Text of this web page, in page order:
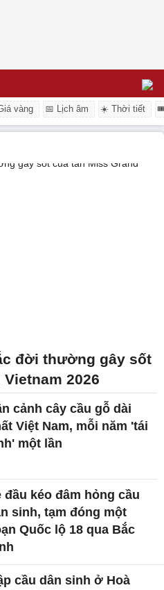
vàng 📅 Lịch âm ☀️ Thời tiết
đời thường gây sốt
2026
cảnh cây cầu gỗ dài
Việt Nam, mỗi năm 'tái
một lần
đầu kéo đâm hỏng cầu
sinh, tạm đóng một
Quốc lộ 18 qua Bắc
cầu dân sinh ở Hoà